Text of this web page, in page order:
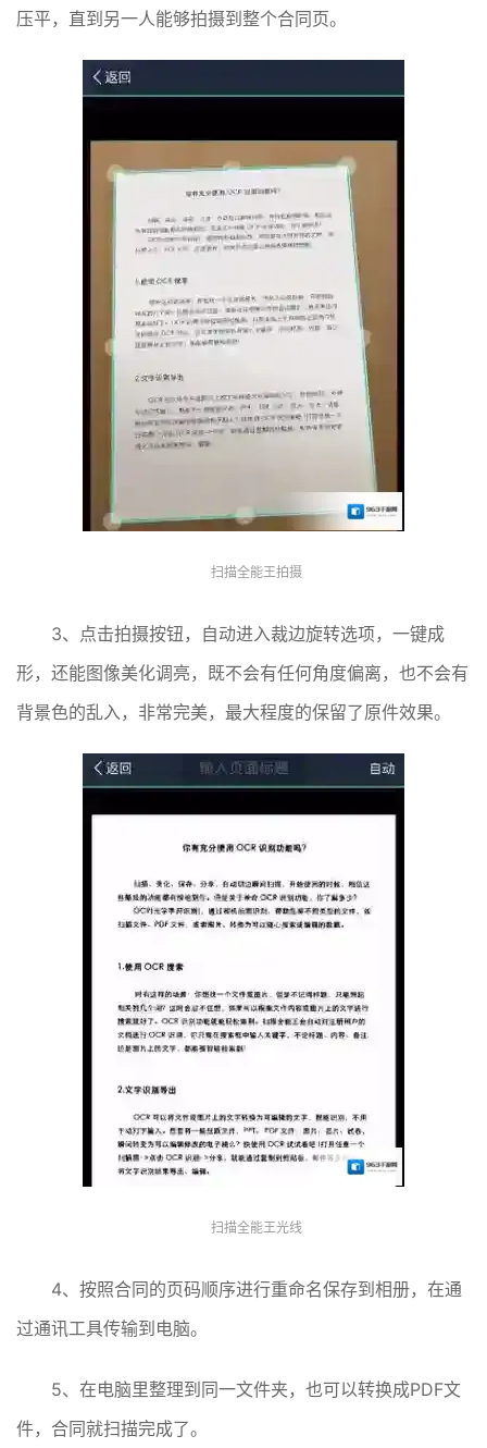
压平，直到另一人能够拍摄到整个合同页。
扫描全能王拍摄
3、点击拍摄按钮，自动进入裁边旋转选项，一键成
形，还能图像美化调亮，既不会有任何角度偏离，也不会有
背景色的乱入，非常完美，最大程度的保留了原件效果。
扫描全能王光线
4、按照合同的页码顺序进行重命名保存到相册，在通
过通讯工具传输到电脑。
5、在电脑里整理到同一文件夹，也可以转换成PDF文
件，合同就扫描完成了。